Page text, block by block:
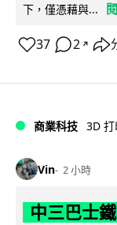
下，僅憑藉與...
37 2 ↗
商業科技 3D 打
Vin 2 小時
中三巴士